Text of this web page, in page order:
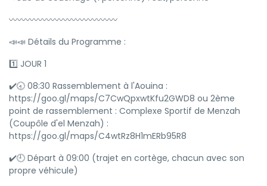
〰️〰️〰️〰️〰️〰️〰️〰️〰️〰️〰️〰️〰️
📣📣 Détails du Programme :
1️⃣ JOUR 1
✔️🕣 08:30 Rassemblement à l'Aouina :
https://goo.gl/maps/C7CwQpxwtKfu2GWD8 ou 2ème
point de rassemblement : Complexe Sportif de Menzah
(Coupôle d'el Menzah) :
https://goo.gl/maps/C4wtRz8H1mERb95R8
✔️🕘 Départ à 09:00 (trajet en cortège, chacun avec son
propre véhicule)